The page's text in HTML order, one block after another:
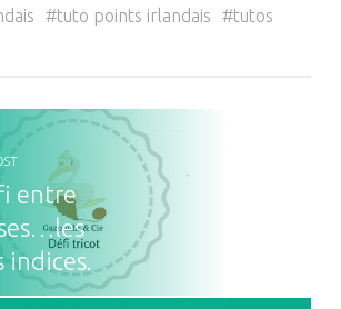
tuto points irlandais
tutos
entre
indices.